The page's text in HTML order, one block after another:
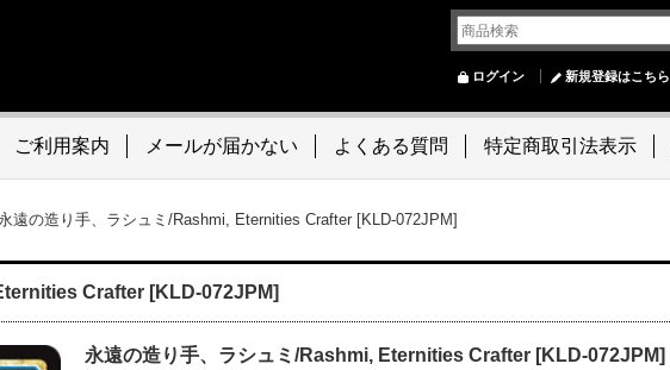
ログイン 新規登録はこちら
ご利用案内 メールが届かない よくある質問 特定商取引法表示
遠の造り手、ラシュミ/Rashmi, Eternities Crafter [KLD-072JPM]
Crafter [KLD-072JPM]
永遠の造り手、ラシュミ/Rashmi, Eternities Crafter [KLD-072JPM]